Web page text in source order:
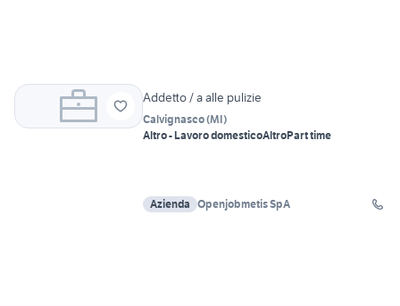
Addetto / a alle pulizie
Calvignasco(MI)
Altro - Lavoro domesticoAltroPart time
Azienda Openjobmetis SpA